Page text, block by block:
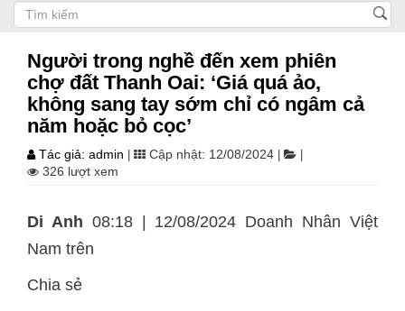
Người trong nghề đến xem phiên
chợ đất Thanh Oai: ‘Giá quá ảo,
không sang tay sớm chỉ có ngâm cả
năm hoặc bỏ cọc’
Tác giả: admin Cập nhật: 12/08/2024
326 lượt xem
Di Anh 08:18 | 12/08/2024 Doanh Nhân Việt
Nam trên
Chia sẻ